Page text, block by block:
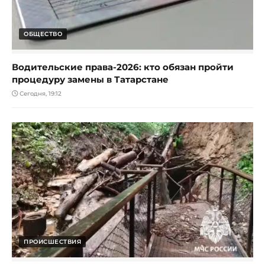
ОБЩЕСТВО
Водительские права-2026: кто обязан пройти
процедуру замены в Татарстане
Сегодня, 19:12
ПРОИСШЕСТВИЯ